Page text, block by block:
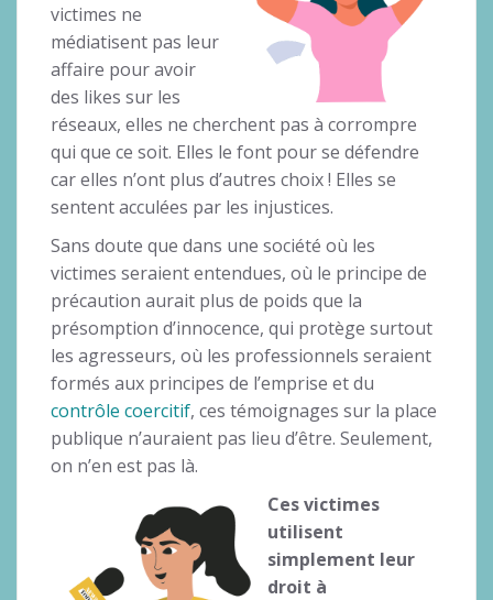
victimes ne
médiatisent pas leur
affaire pour avoir
des likes sur les
réseaux, elles ne cherchent pas à corrompre
qui que ce soit. Elles le font pour se défendre
car elles n’ont plus d’autres choix ! Elles se
sentent acculées par les injustices.
Sans doute que dans une société où les
victimes seraient entendues, où le principe de
précaution aurait plus de poids que la
présomption d’innocence, qui protège surtout
les agresseurs, où les professionnels seraient
formés aux principes de l’emprise et du
contrôle coercitif, ces témoignages sur la place
publique n’auraient pas lieu d’être. Seulement,
on n’en est pas là.
Ces victimes
utilisent
simplement leur
droit à